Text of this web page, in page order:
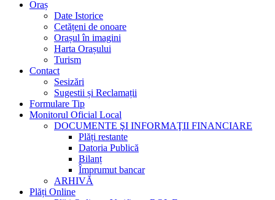
Oraș
Date Istorice
Cetățeni de onoare
Orașul în imagini
Harta Orașului
Turism
Contact
Sesizări
Sugestii și Reclamații
Formulare Tip
Monitorul Oficial Local
DOCUMENTE ŞI INFORMAŢII FINANCIARE
Plăți restante
Datoria Publică
Bilanț
Împrumut bancar
ARHIVĂ
Plăți Online